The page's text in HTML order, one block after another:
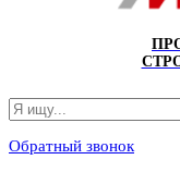
Обратный звонок